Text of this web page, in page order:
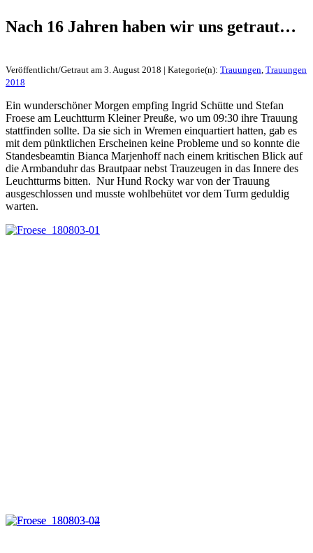
Nach 16 Jahren haben wir uns getraut…
Veröffentlicht/Getraut am 3. August 2018 | Kategorie(n): Trauungen Trauungen
2018
Ein wunderschöner Morgen empfing Ingrid Schütte und Stefan
Froese am Leuchtturm Kleiner Preuße, wo um 09:30 ihre Trauung
stattfinden sollte. Da sie sich in Wremen einquartiert hatten, gab es
mit dem pünktlichen Erscheinen keine Probleme und so konnte die
Standesbeamtin Bianca Marjenhoff nach einem kritischen Blick auf
die Armbanduhr das Brautpaar nebst Trauzeugen in das Innere des
Leuchtturms bitten. Nur Hund Rocky war von der Trauung
ausgeschlossen und musste wohlbehütet vor dem Turm geduldig
warten.